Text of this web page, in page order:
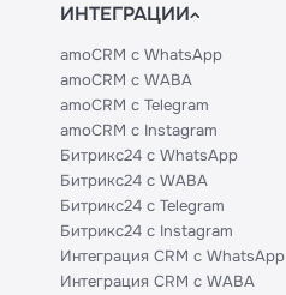
ИНТЕГРАЦИИ
amoCRM с WhatsApp
amoCRM с WABA
amoCRM с Telegram
amoCRM с Instagram
Битрикс24 с WhatsApp
Битрикс24 с WABA
Битрикс24 с Telegram
Битрикс24 с Instagram
Интеграция CRM с WhatsApp
Интеграция CRM с WABA